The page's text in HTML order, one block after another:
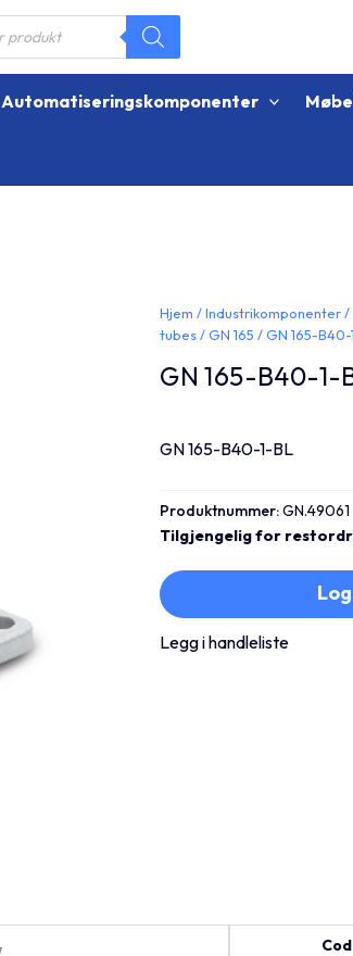
Automatiseringskomponenter
Hjem /Industrikomponenter/
tubes/GN 165 / GN 165-B40-
GN 165-B40-1-
GN 165-B40-1-BL
Produktnummer:GN.49061
Tilgjengelig for
Legg i handleliste